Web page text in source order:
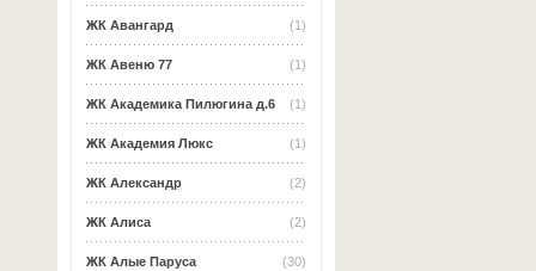
(1)
ЖК Авангард
(1)
ЖК Авеню 77
(1)
ЖК Академика Пилюгина д.6
(1)
ЖК Академия Люкс
(2)
ЖК Александр
(2)
ЖК Алиса
(30)
ЖК Алые Паруса